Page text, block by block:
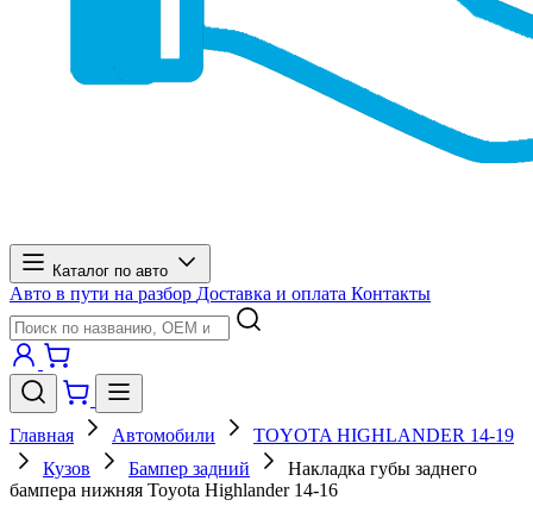
Каталог по авто
Авто в пути на разбор Доставка и оплата Контакты
Главная Автомобили
TOYOTA HIGHLANDER 14-19
Кузов
Бампер задний
Накладка губы заднего
бампера нижняя Toyota Highlander 14-16